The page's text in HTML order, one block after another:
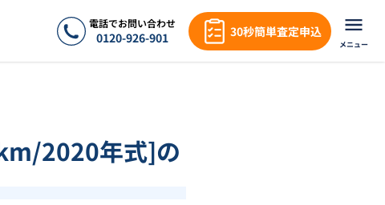
電話でお問い合わせ
0120-926-901 30秒簡単査定申込
メニュー
2020年式]の